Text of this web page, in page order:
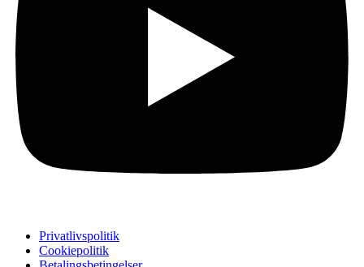
Privatlivspolitik
Cookiepolitik